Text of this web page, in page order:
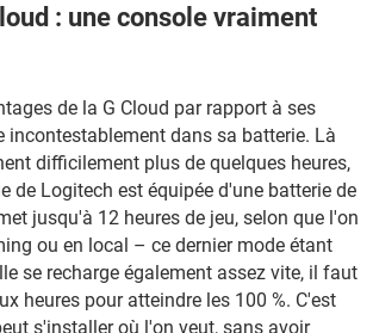
: une console vraiment
de la G Cloud par rapport à ses
incontestablement dans sa batterie. Là
difficilement plus de quelques heures,
de Logitech est équipée d'une batterie de
jusqu'à 12 heures de jeu, selon que l'on
ou en local – ce dernier mode étant
se recharge également assez vite, il faut
heures pour atteindre les 100 %. C'est
s'installer où l'on veut, sans avoir